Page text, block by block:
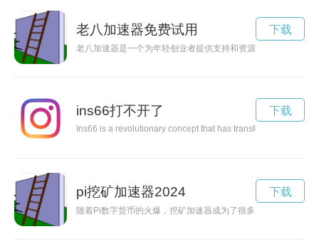
老八加速器免费试用
老八加速器是一个为年轻创业者提供支持和资源的平台，帮助
下载
ins66打不开了
Ins66 is a revolutionary concept that has transformed the
下载
pi挖矿加速器2024
随着Pi数字货币的火爆，挖矿加速器成为了很多用户提升挖矿
下载